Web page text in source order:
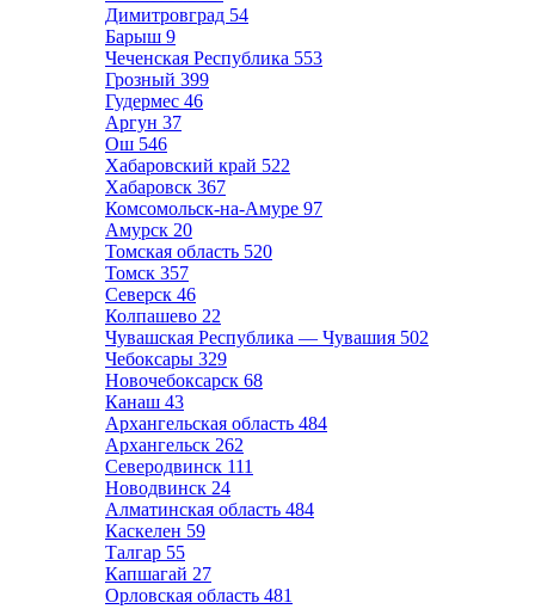
Димитровград 54
Барыш 9
Чеченская Республика 553
Грозный 399
Гудермес 46
Аргун 37
Ош 546
Хабаровский край 522
Хабаровск 367
Комсомольск-на-Амуре 97
Амурск 20
Томская область 520
Томск 357
Северск 46
Колпашево 22
Чувашская Республика — Чувашия 502
Чебоксары 329
Новочебоксарск 68
Канаш 43
Архангельская область 484
Архангельск 262
Северодвинск 111
Новодвинск 24
Алматинская область 484
Каскелен 59
Талгар 55
Капшагай 27
Орловская область 481